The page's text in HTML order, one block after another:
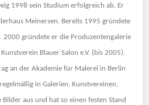
1998 sein Studium erfolgreich ab. Er
Meinersen. Bereits 1995 gründete
gründete er die Produzentengalerie
Blauer Salon e.V. (bis 2005).
an der Akademie für Malerei in Berlin
in Galerien, Kunstvereinen,
Bilder aus und hat so einen festen Stand